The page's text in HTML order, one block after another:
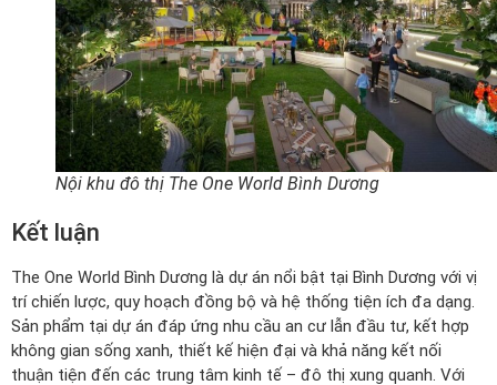
Nội khu đô thị The One World Bình Dương
Kết luận
The One World Bình Dương là dự án nổi bật tại Bình Dương với vị
trí chiến lược, quy hoạch đồng bộ và hệ thống tiện ích đa dạng.
Sản phẩm tại dự án đáp ứng nhu cầu an cư lẫn đầu tư, kết hợp
không gian sống xanh, thiết kế hiện đại và khả năng kết nối
thuận tiện đến các trung tâm kinh tế – đô thị xung quanh. Với